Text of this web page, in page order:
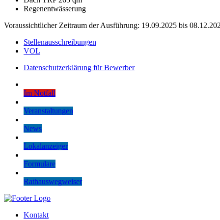
Regenentwässerung
Voraussichtlicher Zeitraum der Ausführung: 19.09.2025 bis
Stellenausschreibungen
VOL
Datenschutzerklärung für Bewerber
Im Notfall
Veranstaltungen
News
Lokalanzeiger
Formulare
Rathauswegweiser
Kontakt